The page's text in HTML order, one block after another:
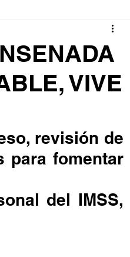
VIVE
para fomentar